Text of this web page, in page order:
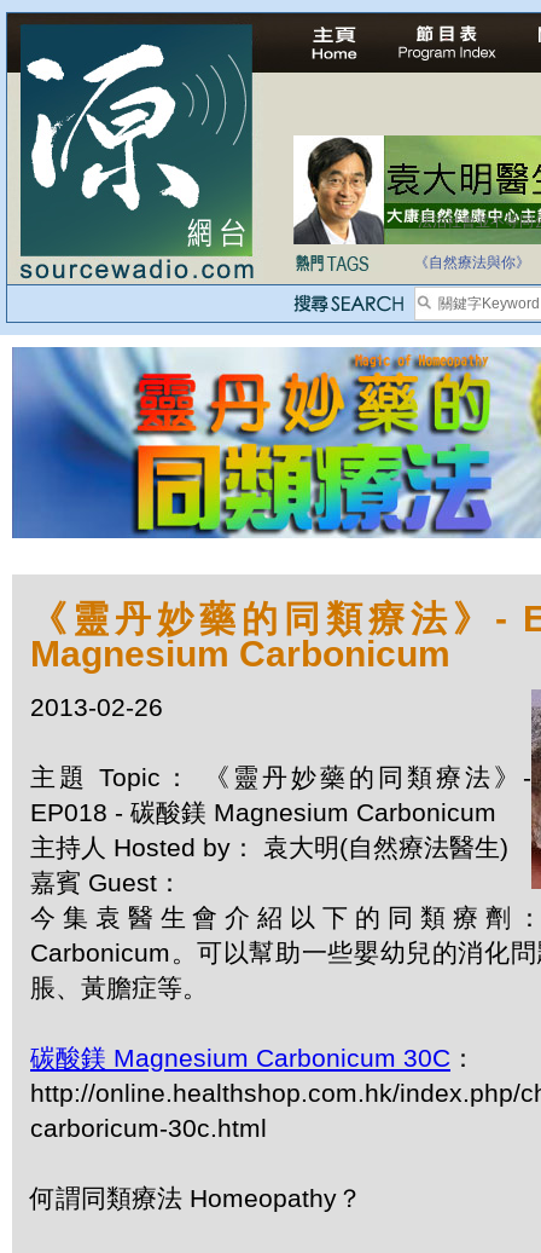
法治社會並不等同
自家教育合法化-
《自然療法與你》
《靈丹妙藥的同類療法》-
Magnesium Carbonicum
2013-02-26
主題 Topic： 《靈丹妙藥的同類療法》-
EP018 - 碳酸鎂 Magnesium Carbonicum
主持人 Hosted by： 袁大明(自然療法醫生)
嘉賓 Guest：
今集袁醫生會介紹以下的同類療劑
Carbonicum。可以幫助一些嬰幼兒的消化
脹、黃膽症等。
碳酸鎂 Magnesium Carbonicum 30C ：
http://online.healthshop.com.hk/index.php/
carboricum-30c.html
何謂同類療法 Homeopathy？